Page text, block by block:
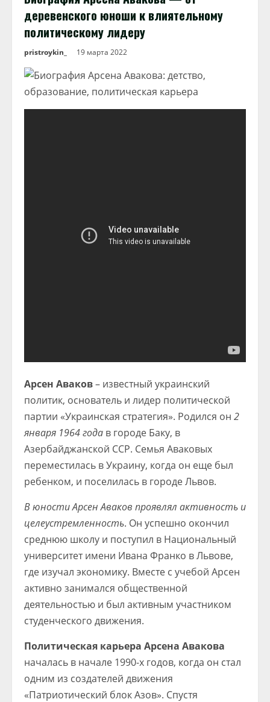
деревенского юноши к влиятельному
политическому лидеру
pristroykin_ 19 марта 2022
Арсен Аваков– известный украинский
политик, основатель и лидер политической
партии «Украинская стратегия». Родился он 2
января 1964 года в городе Баку, в
Азербайджанской ССР. Семья Аваковых
переместилась в Украину, когда он еще был
ребенком, и поселилась в городе Львов.
В юности Арсен Аваков проявлял активность и
целеустремленность. Он успешно окончил
среднюю школу и поступил в Национальный
университет имени Ивана Франко в Львове,
где изучал экономику. Вместе с учебой Арсен
активно занимался общественной
деятельностью и был активным участником
студенческого движения.
Политическая карьера Арсена Авакова
началась в начале 1990-х годов, когда он стал
одним из создателей движения
«Патриотический блок Азов». Спустя